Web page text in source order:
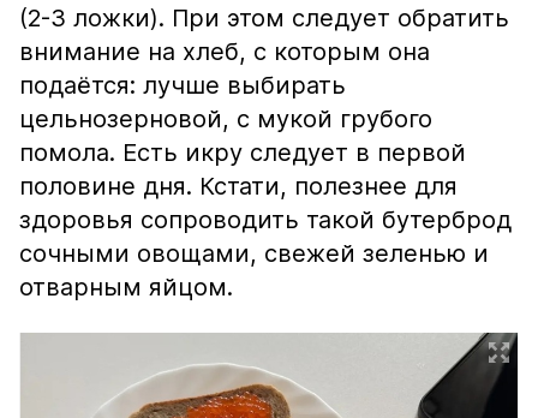
(2-3 ложки). При этом следует обратить
внимание на хлеб, с которым она
подаётся: лучше выбирать
цельнозерновой, с мукой грубого
помола. Есть икру следует в первой
половине дня. Кстати, полезнее для
здоровья сопроводить такой бутерброд
сочными овощами, свежей зеленью и
отварным яйцом.